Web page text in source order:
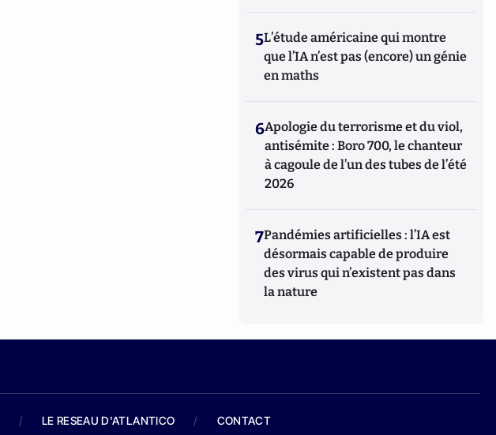
5L’étude américaine qui montre
que l’IA n’est pas (encore) un génie
en maths
6Apologie du terrorisme et du viol,
antisémite : Boro 700, le chanteur
à cagoule de l’un des tubes de l’été
2026
7Pandémies artificielles : l’IA est
désormais capable de produire
des virus qui n’existent pas dans
la nature
/ LE RESEAU D'ATLANTICO / CONTACT